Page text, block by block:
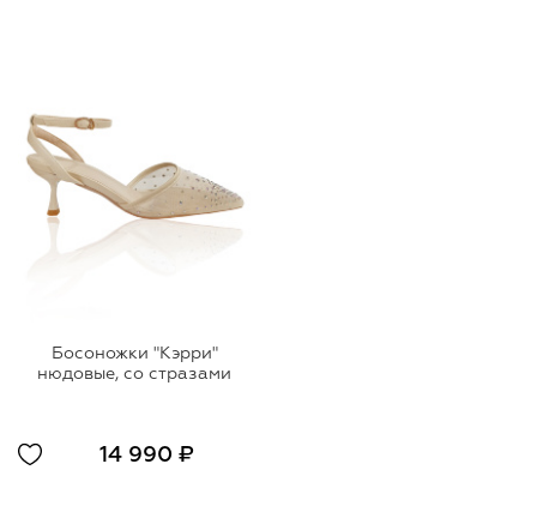
Босоножки "Кэрри"
нюдовые, со стразами
14 990 ₽